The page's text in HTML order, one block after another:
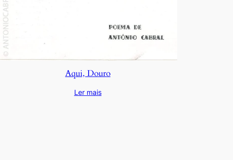
Aqui, Douro
Ler mais